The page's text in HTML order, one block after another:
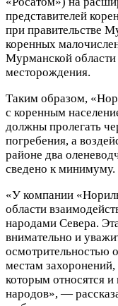
представителей
при правительстве
коренных
Мурманской области
месторождения.
Таким образом,
с коренным
должны пролегать
погребения, а
районе два
сведено к минимуму.
«У компании
области
народами Севера.
внимательно и
осмотрительностью
местам
которым относятся
народов», —